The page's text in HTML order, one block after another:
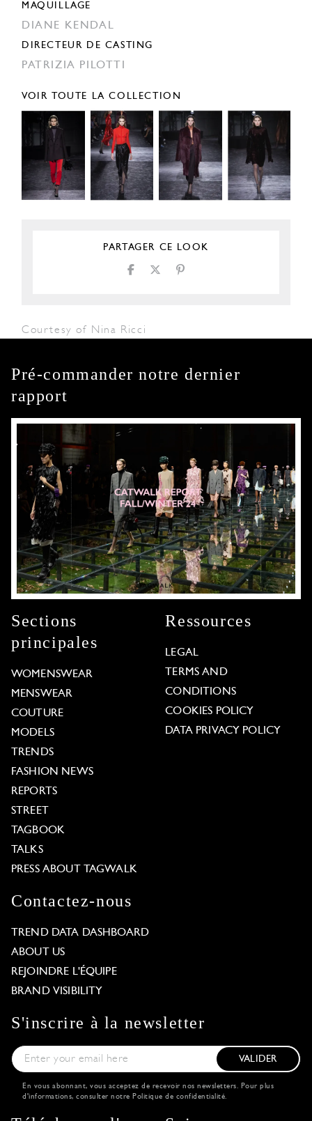
MAQUILLAGE
DIANE KENDAL
DIRECTEUR DE CASTING
PATRIZIA PILOTTI
VOIR TOUTE LA COLLECTION
PARTAGER CE LOOK
Courtesy of Nina Ricci
Pré-commander notre dernier
rapport
Sections
principales
WOMENSWEAR
MENSWEAR
COUTURE
MODELS
TRENDS
FASHION NEWS
REPORTS
STREET
TAGBOOK
TALKS
PRESS ABOUT TAGWALK
Ressources
LEGAL
TERMS AND
CONDITIONS
COOKIES POLICY
DATA PRIVACY POLICY
Contactez-nous
TREND DATA DASHBOARD
ABOUT US
REJOINDRE L'ÉQUIPE
BRAND VISIBILITY
S'inscrire à la newsletter
VALIDER
En vous abonnant, vous acceptez de recevoir nos newsletters. Pour plus
d'informations, consulter notre Politique de confidentialité.